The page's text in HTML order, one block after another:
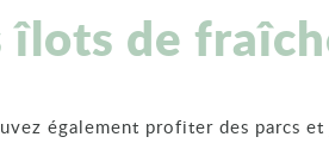
îlots de
également profiter des parcs